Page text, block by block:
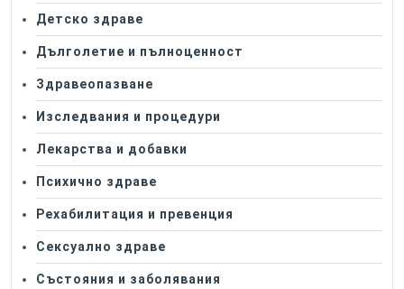
Детско здраве
Дълголетие и пълноценност
Здравеопазване
Изследвания и процедури
Лекарства и добавки
Психично здраве
Рехабилитация и превенция
Сексуално здраве
Състояния и заболявания